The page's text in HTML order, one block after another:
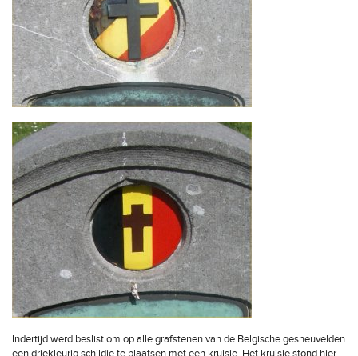
Indertijd werd beslist om op alle grafstenen van de Belgische gesneuvelden